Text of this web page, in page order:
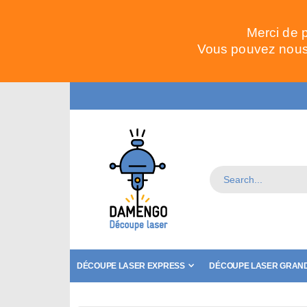
Merci de
Vous pouvez
DÉCOUPE LASER EXPRESS DÉCOUPE LASER